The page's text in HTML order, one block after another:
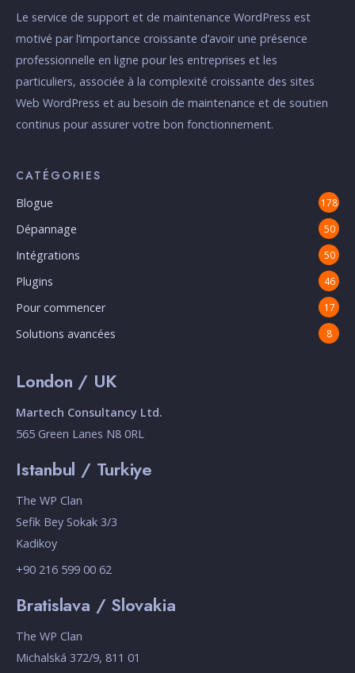
Le service de support et de maintenance WordPress est
motivé par l’importance croissante d’avoir une présence
professionnelle en ligne pour les entreprises et les
particuliers, associée à la complexité croissante des sites
Web WordPress et au besoin de maintenance et de soutien
continus pour assurer votre bon fonctionnement.
CATÉGORIES
Blogue 178
Dépannage 50
Intégrations 50
Plugins 46
Pour commencer 17
Solutions avancées 8
London / UK
Martech Consultancy Ltd.
565 Green Lanes N8 0RL
Istanbul / Turkiye
The WP Clan
Sefik Bey Sokak 3/3
Kadikoy
+90 216 599 00 62
Bratislava / Slovakia
The WP Clan
Michalská 372/9, 811 01